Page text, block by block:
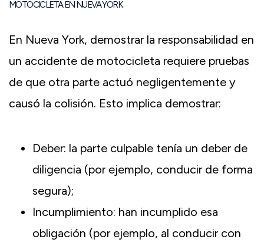
MOTOCICLETA EN NUEVA YORK
En Nueva York, demostrar la responsabilidad en
un accidente de motocicleta requiere pruebas
de que otra parte actuó negligentemente y
causó la colisión. Esto implica demostrar:
Deber: la parte culpable tenía un deber de
diligencia (por ejemplo, conducir de forma
segura);
Incumplimiento: han incumplido esa
obligación (por ejemplo, al conducir con